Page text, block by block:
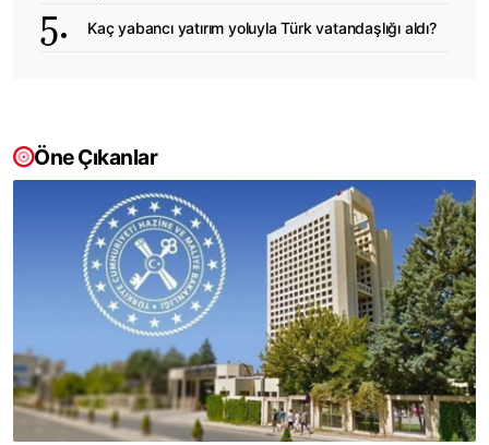
Kaç yabancı yatırım yoluyla Türk vatandaşlığı aldı?
Öne Çıkanlar